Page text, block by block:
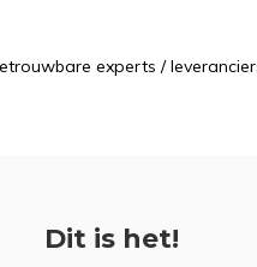
experts /
Dit is het!